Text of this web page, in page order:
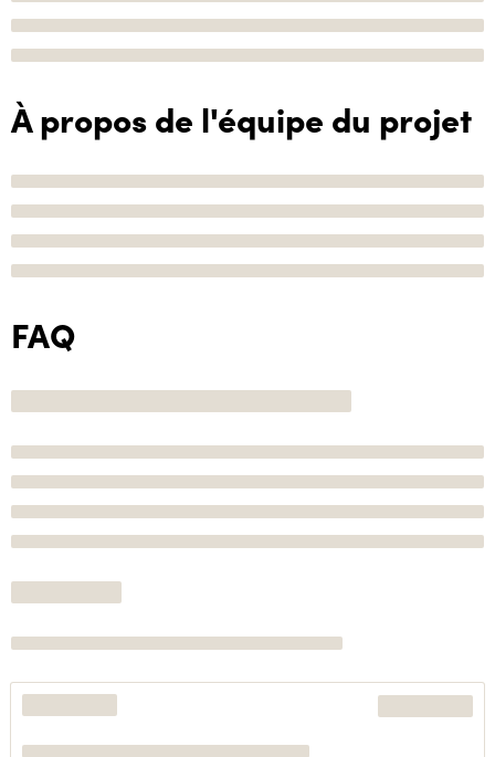
À propos de l'équipe du projet
FAQ